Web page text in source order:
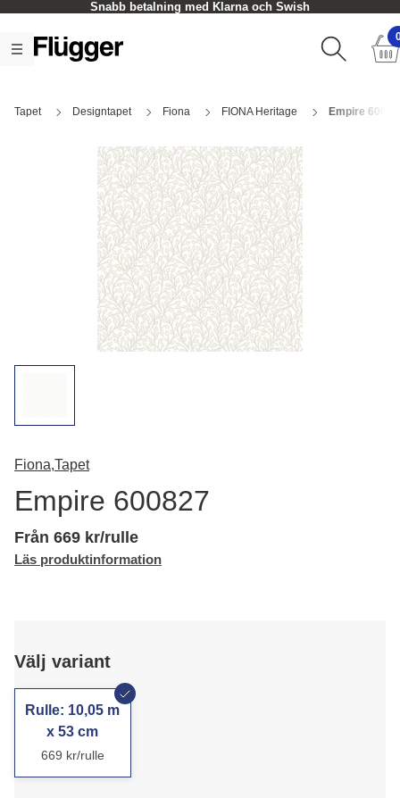
Snabb betalning med Klarna och Swish
Tapet Designtapet Fiona FIONA Heritage Empire
Fiona,Tapet
Empire 600827
Från 669 kr/rulle
Läs produktinformation
Välj variant
Rulle: 10,05 m
x 53 cm
669 kr/rulle